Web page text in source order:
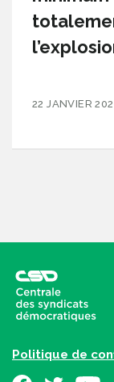
22 JANVIER
Politique de